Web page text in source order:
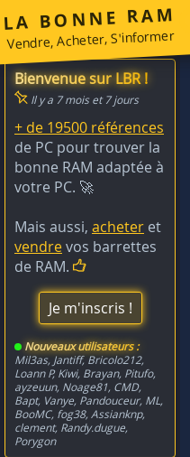
LA BONNE RAM
Vendre, Acheter, S'informer
Bienvenue sur LBR !
Il y a 7 mois et 7 jours
+ de 19500 références
de PC pour trouver la
bonne RAM adaptée à
votre PC. 🚀
Mais aussi, acheter et
vendrevos barrettes
de RAM.
Je m'inscris !
Nouveaux utilisateurs :
Mil3as, Jantiff, Bricolo212,
Loann P,Kiwi, Brayan, Pitufo,
ayzeuun, Noage81, CMD,
Bapt, Vanye, Pandouceur, ML,
BooMC, fog38, Assianknp,
clement, Randy.dugue,
Porygon